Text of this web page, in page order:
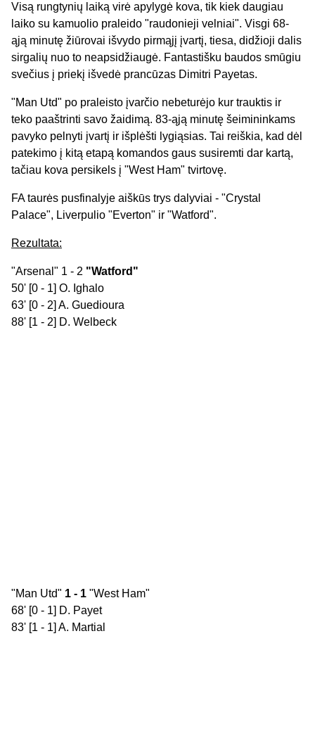
Visą rungtynių laiką virė apylygė kova, tik kiek daugiau
laiko su kamuolio praleido "raudonieji velniai". Visgi 68-
ąją minutę žiūrovai išvydo pirmąjį įvartį, tiesa, didžioji dalis
sirgalių nuo to neapsidžiaugė. Fantastišku baudos smūgiu
svečius į priekį išvedė prancūzas Dimitri Payetas.
"Man Utd" po praleisto įvarčio nebeturėjo kur trauktis ir
teko paaštrinti savo žaidimą. 83-ąją minutę šeimininkams
pavyko pelnyti įvartį ir išplėšti lygiąsias. Tai reiškia, kad dėl
patekimo į kitą etapą komandos gaus susiremti dar kartą,
tačiau kova persikels į "West Ham" tvirtovę.
FA taurės pusfinalyje aiškūs trys dalyviai - "Crystal
Palace", Liverpulio "Everton" ir "Watford".
Rezultata:
"Arsenal" 1 - 2 "Watford"
50' [0 - 1] O. Ighalo
63' [0 - 2] A. Guedioura
88' [1 - 2] D. Welbeck
"Man Utd" 1 - 1 "West Ham"
68' [0 - 1] D. Payet
83' [1 - 1] A. Martial